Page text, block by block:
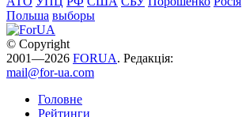
Польша выборы
© Copyright
2001—2026 FORUA. Редакція:
mail@for-ua.com
Головне
Рейтинги